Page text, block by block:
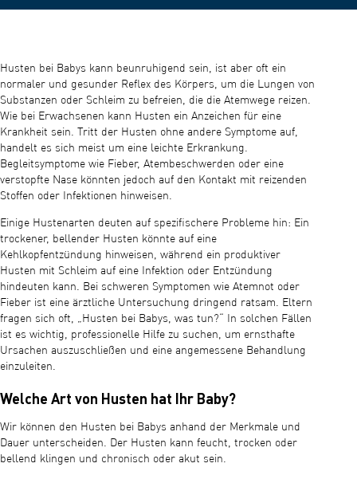
Husten bei Babys kann beunruhigend sein, ist aber oft ein
normaler und gesunder Reflex des Körpers, um die Lungen von
Substanzen oder Schleim zu befreien, die die Atemwege reizen.
Wie bei Erwachsenen kann Husten ein Anzeichen für eine
Krankheit sein. Tritt der Husten ohne andere Symptome auf,
handelt es sich meist um eine leichte Erkrankung.
Begleitsymptome wie Fieber, Atembeschwerden oder eine
verstopfte Nase könnten jedoch auf den Kontakt mit reizenden
Stoffen oder Infektionen hinweisen.
Einige Hustenarten deuten auf spezifischere Probleme hin: Ein
trockener, bellender Husten könnte auf eine
Kehlkopfentzündung hinweisen, während ein produktiver
Husten mit Schleim auf eine Infektion oder Entzündung
hindeuten kann. Bei schweren Symptomen wie Atemnot oder
Fieber ist eine ärztliche Untersuchung dringend ratsam. Eltern
fragen sich oft, „Husten bei Babys, was tun?“ In solchen Fällen
ist es wichtig, professionelle Hilfe zu suchen, um ernsthafte
Ursachen auszuschließen und eine angemessene Behandlung
einzuleiten.
Welche Art von Husten hat Ihr Baby?
Wir können den Husten bei Babys anhand der Merkmale und
Dauer unterscheiden. Der Husten kann feucht, trocken oder
bellend klingen und chronisch oder akut sein.